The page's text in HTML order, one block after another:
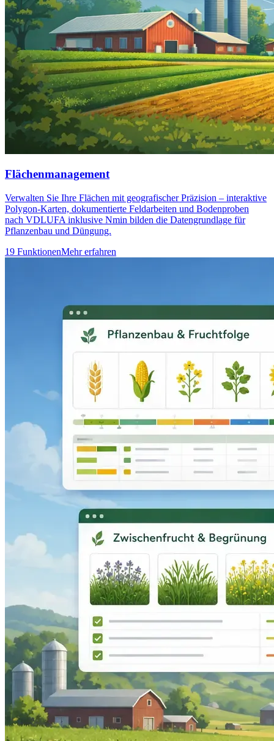
Flächenmanagement
Verwalten Sie Ihre Flächen mit geografischer Präzision – interaktive
Polygon-Karten, dokumentierte Feldarbeiten und Bodenproben
nach VDLUFA inklusive Nmin bilden die Datengrundlage für
Pflanzenbau und Düngung.
19 FunktionenMehr erfahren